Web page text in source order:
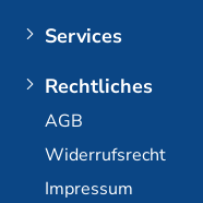
Flughafen Berlin
Services
Rechtliches
AGB
Widerrufsrecht
Impressum